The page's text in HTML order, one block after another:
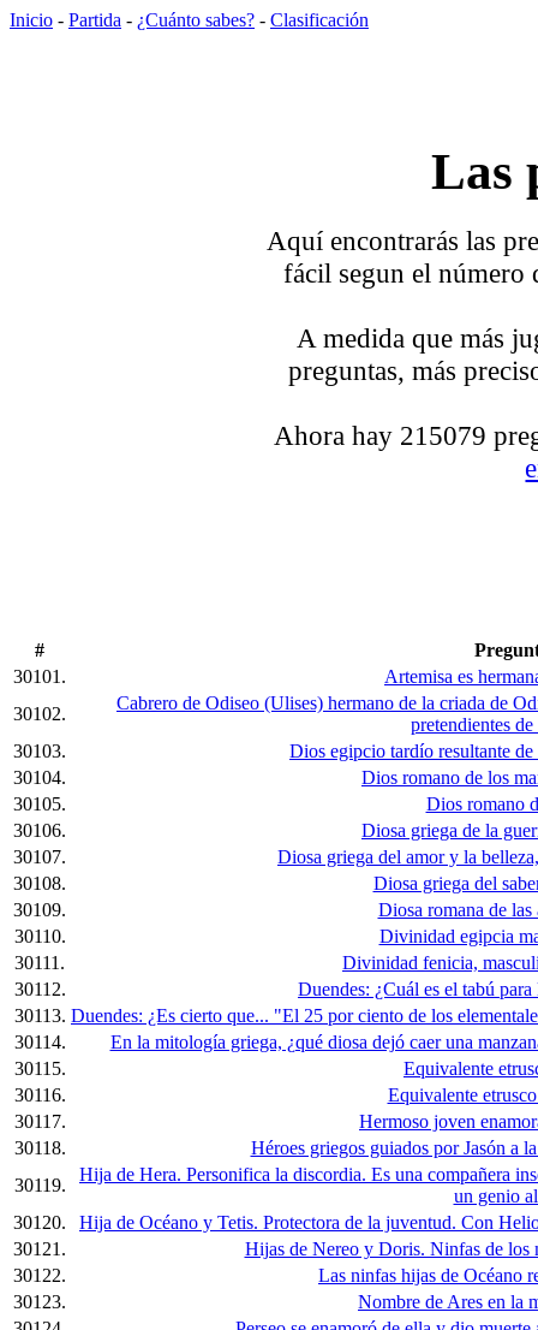
Inicio - Partida - ¿Cuánto sabes? - Clasificación
Las
Aquí encontrarás las
fácil segun el número
A medida que más
preguntas, más
Ahora hay 215079
#
30101.
Artemisa es
30102.
Cabrero de Odiseo (Ulises) hermano de la criada de
pretendientes
30103.
Dios egipcio tardío resultante
30104.
Dios romano de los
30105.
Dios romano
30106.
Diosa griega de la
30107.
Diosa griega del amor y la
30108.
Diosa griega del
30109.
Diosa romana de
30110.
Divinidad egipcia
30111.
Divinidad fenicia,
30112.
Duendes: ¿Cuál es el tabú
30113. Duendes: ¿Es cierto que... "El 25 por ciento de los
30114.
En la mitología griega, ¿qué diosa dejó caer una
30115.
Equivalente
30116.
Equivalente
30117.
Hermoso joven
30118.
Héroes griegos guiados por Jasón a
30119.
Hija de Hera. Personifica la discordia. Es una compañera
un genio
30120.
Hija de Océano y Tetis. Protectora de la juventud. Con
30121.
Hijas de Nereo y Doris. Ninfas de los
30122.
Las ninfas hijas de Océano
30123.
Nombre de Ares en la